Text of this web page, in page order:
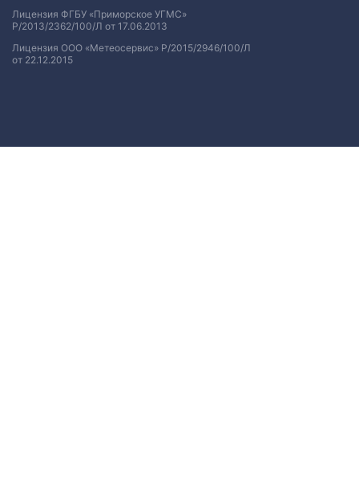
Лицензия ФГБУ «Приморское УГМС»
Р/2013/2362/100/Л от 17.06.2013
Лицензия ООО «Метеосервис» Р/2015/2946/100/Л
от 22.12.2015